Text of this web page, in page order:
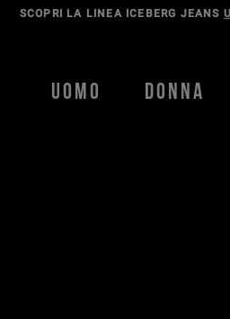
SCOPRI LA LINEA ICEBERG JEANS
UOMO DONNA